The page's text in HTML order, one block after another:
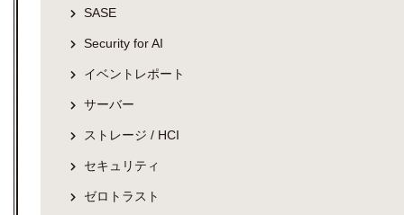
SASE
Security for AI
イベントレポート
サーバー
ストレージ / HCI
セキュリティ
ゼロトラスト